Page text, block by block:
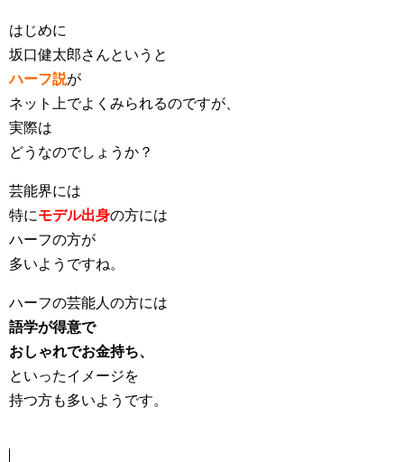
はじめに
坂口健太郎さんというと
ハーフ説が
ネット上でよくみられるのですが、
実際は
どうなのでしょうか？
芸能界には
特にモデル出身の方には
ハーフの方が
多いようですね。
ハーフの芸能人の方には
語学が得意で
おしゃれでお金持ち、
といったイメージを
持つ方も多いようです。